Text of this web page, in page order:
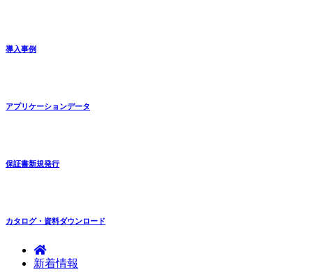
導入事例
アプリケーションデータ
保証書新規発行
カタログ・資料ダウンロード
新着情報